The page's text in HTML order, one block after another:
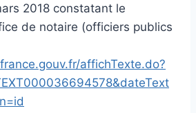
2018 constatant le
de notaire (officiers publics
affichTexte.do?